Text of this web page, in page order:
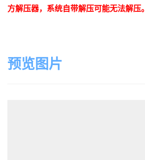
方解压器，系统自带解压可能无法解压。
预览图片